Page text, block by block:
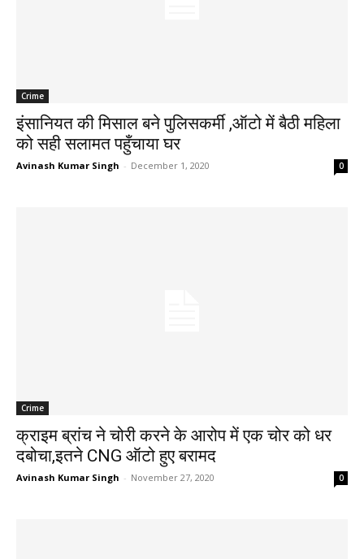
Crime
इंसानियत की मिसाल बने पुलिसकर्मी ,ऑटो में बैठी महिला
को सही सलामत पहुँचाया घर
Avinash Kumar Singh - December 1, 2020 0
Crime
क्राइम ब्रांच ने चोरी करने के आरोप में एक चोर को धर
दबोचा,इतने CNG ऑटो हुए बरामद
Avinash Kumar Singh - November 27, 2020 0